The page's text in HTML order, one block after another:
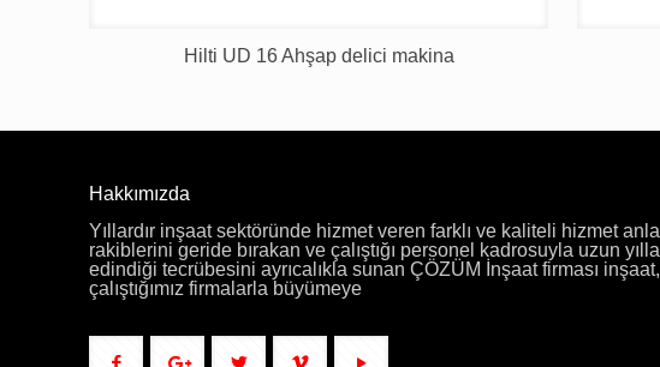
Hilti UD 16 Ahşap delici makina
Hakkımızda
Yıllardır inşaat sektöründe hizmet veren farklı ve kaliteli hizmet
rakiblerini geride bırakan ve çalıştığı personel kadrosuyla uzun
edindiği tecrübesini ayrıcalıkla sunan ÇÖZÜM İnşaat firması
çalıştığımız firmalarla büyümeye